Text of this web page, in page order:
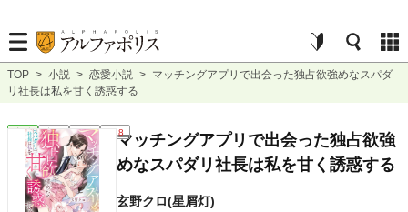
TOP > 小説 > 恋愛小説 > マッチングアプリで出会った独占欲強めなスパダ
リ社長は私を甘く誘惑する
恋愛 完結 長編 R18マッチングアプリで出会った独占欲強
めなスパダリ社長は私を甘く誘惑する
玄野クロ(星屑灯)